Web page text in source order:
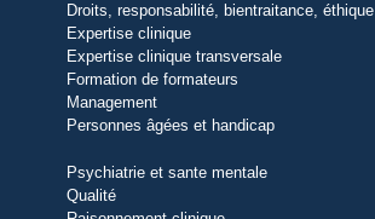
Droits, responsabilité, bientraitance, éthique
Expertise clinique
Expertise clinique transversale
Formation de formateurs
Management
Personnes âgées et handicap
Psychiatrie et sante mentale
Qualité